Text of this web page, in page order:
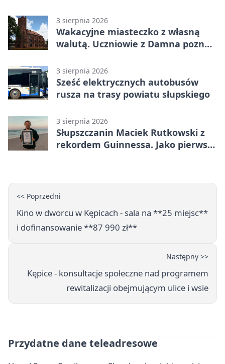
3 sierpnia 2026
Wakacyjne miasteczko z własną
walutą. Uczniowie z Damna poznali
3 sierpnia 2026
Sześć elektrycznych autobusów
rusza na trasy powiatu słupskiego
3 sierpnia 2026
Słupszczanin Maciek Rutkowski z
rekordem Guinnessa. Jako pierwszy
<< Poprzedni
Kino w dworcu w Kępicach - sala na **25 miejsc**
i dofinansowanie **87 990 zł**
Następny >>
Kępice - konsultacje społeczne nad programem
rewitalizacji obejmującym ulice i wsie
Przydatne dane teleadresowe